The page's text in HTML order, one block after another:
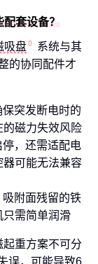
套设备？
吸盘
系统与其
的协同配件才
突发断电时的
的磁力失效风险
，还需适配电
可能无法兼容
附面残留的铁
只需简单润滑
起重方案不可分
误，可能导致6